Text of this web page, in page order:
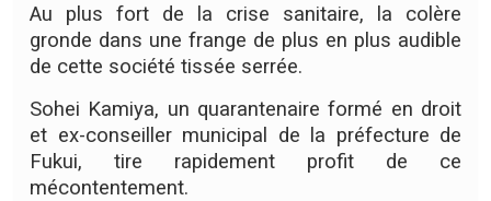
Au plus fort de la crise sanitaire, la colère
gronde dans une frange de plus en plus audible
de cette société tissée serrée.
Sohei Kamiya, un quarantenaire formé en droit
et ex-conseiller municipal de la préfecture de
Fukui, tire rapidement profit de ce
mécontentement.